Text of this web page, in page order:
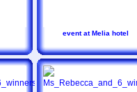
event at Melia hotel